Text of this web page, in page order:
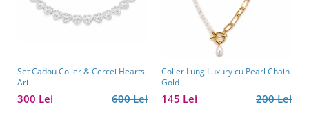
Set Cadou Colier & Cercei Hearts
Ari
600 Lei
300 Lei
Colier Lung Luxury cu Pearl Chain
Gold
200 Lei
145 Lei